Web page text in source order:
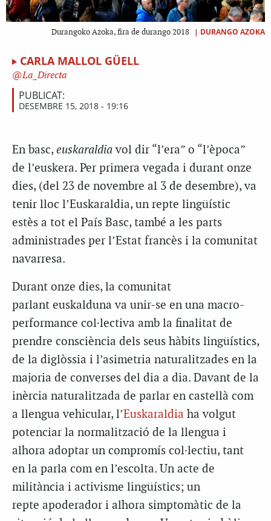
Durangoko Azoka, fira de durango 2018 | DURANGO AZOKA
CARLA MALLOL GÜELL
La_Directa
PUBLICAT:
DESEMBRE 15, 2018 - 19:16
En basc, euskaraldia vol dir “l’era” o “l’època”
de l’euskera. Per primera vegada i durant onze
dies, (del 23 de novembre al 3 de desembre), va
tenir lloc l’Euskaraldia, un repte lingüístic
estès a tot el País Basc, també a les parts
administrades per l’Estat francès i la comunitat
navarresa.
Durant onze dies, la comunitat
parlant euskalduna va unir-se en una macro-
performance col·lectiva amb la finalitat de
prendre consciència dels seus hàbits lingüístics,
de la diglòssia i l’asimetria naturalitzades en la
majoria de converses del dia a dia. Davant de la
inèrcia naturalitzada de parlar en castellà com
a llengua vehicular, l’Euskaraldia ha volgut
potenciar la normalització de la llengua i
alhora adoptar un compromís col·lectiu, tant
en la parla com en l’escolta. Un acte de
militància i activisme lingüístics; un
repte apoderador i alhora simptomàtic de la